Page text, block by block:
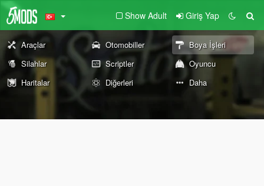
Show Adult Giriş Yap
Araçlar Otomobiller
Boya İşleri
Silahlar
Scriptler
Oyuncu
Haritalar
Diğerleri Daha